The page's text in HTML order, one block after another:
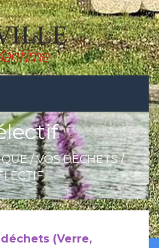
/VOS DÉCHETS/
(Verre,